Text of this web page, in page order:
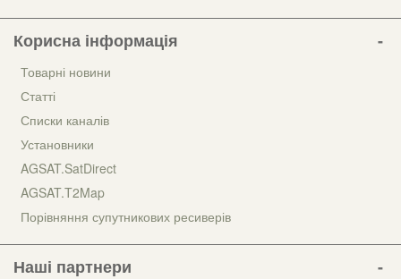
Корисна інформація
Товарні новини
Статті
Списки каналів
Установники
AGSAT.SatDirect
AGSAT.T2Map
Порівняння супутникових ресиверів
Наші партнери